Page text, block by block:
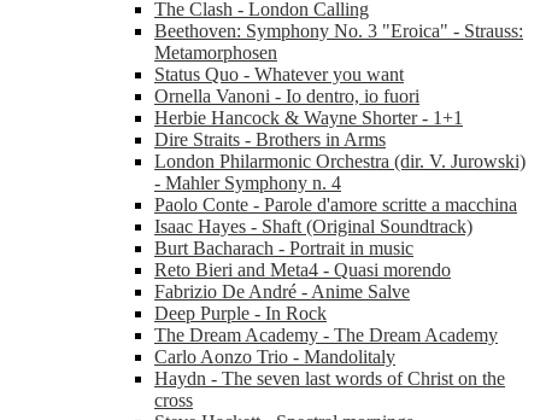
The Clash - London Calling
Beethoven: Symphony No. 3 "Eroica" - Strauss:
Metamorphosen
Status Quo - Whatever you want
Ornella Vanoni - Io dentro, io fuori
Herbie Hancock & Wayne Shorter - 1+1
Dire Straits - Brothers in Arms
London Philarmonic Orchestra (dir. V. Jurowski)
- Mahler Symphony n. 4
Paolo Conte - Parole d'amore scritte a macchina
Isaac Hayes - Shaft (Original Soundtrack)
Burt Bacharach - Portrait in music
Reto Bieri and Meta4 - Quasi morendo
Fabrizio De André - Anime Salve
Deep Purple - In Rock
The Dream Academy - The Dream Academy
Carlo Aonzo Trio - Mandolitaly
Haydn - The seven last words of Christ on the
cross